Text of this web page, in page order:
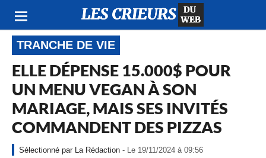
TRANCHE DE VIE
ELLE DÉPENSE 15.000$ POUR
UN MENU VEGAN À SON
MARIAGE, MAIS SES INVITÉS
COMMANDENT DES PIZZAS
La Rédaction - Le 19/11/2024 à 09:56